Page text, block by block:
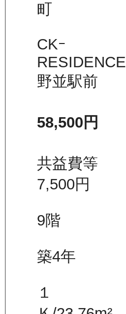
町
CKｰ
RESIDENCE
野並駅前
58,500 円
共益費等
7,500円
9階
築4年
１